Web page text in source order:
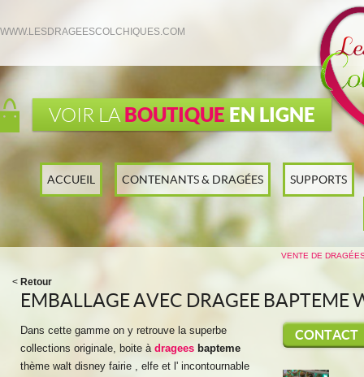
WWW.LESDRAGEESCOLCHIQUES.COM
VOIR LA BOUTIQUE EN LIGNE
ACCUEIL CONTENANTS & DRAGÉES SUPPORTS
VENTE DE
< Retour
EMBALLAGE AVEC DRAGEE BAPTEME
CONTACT
Dans cette gamme on y retrouve la superbe
collections originale, boite à dragees bapteme
thème walt disney fairie , elfe et l' incontournable